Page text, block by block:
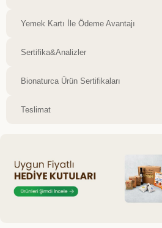
Yemek Kartı İle Ödeme Avantajı
Sertifika&Analizler
Bionaturca Ürün Sertifikaları
Teslimat